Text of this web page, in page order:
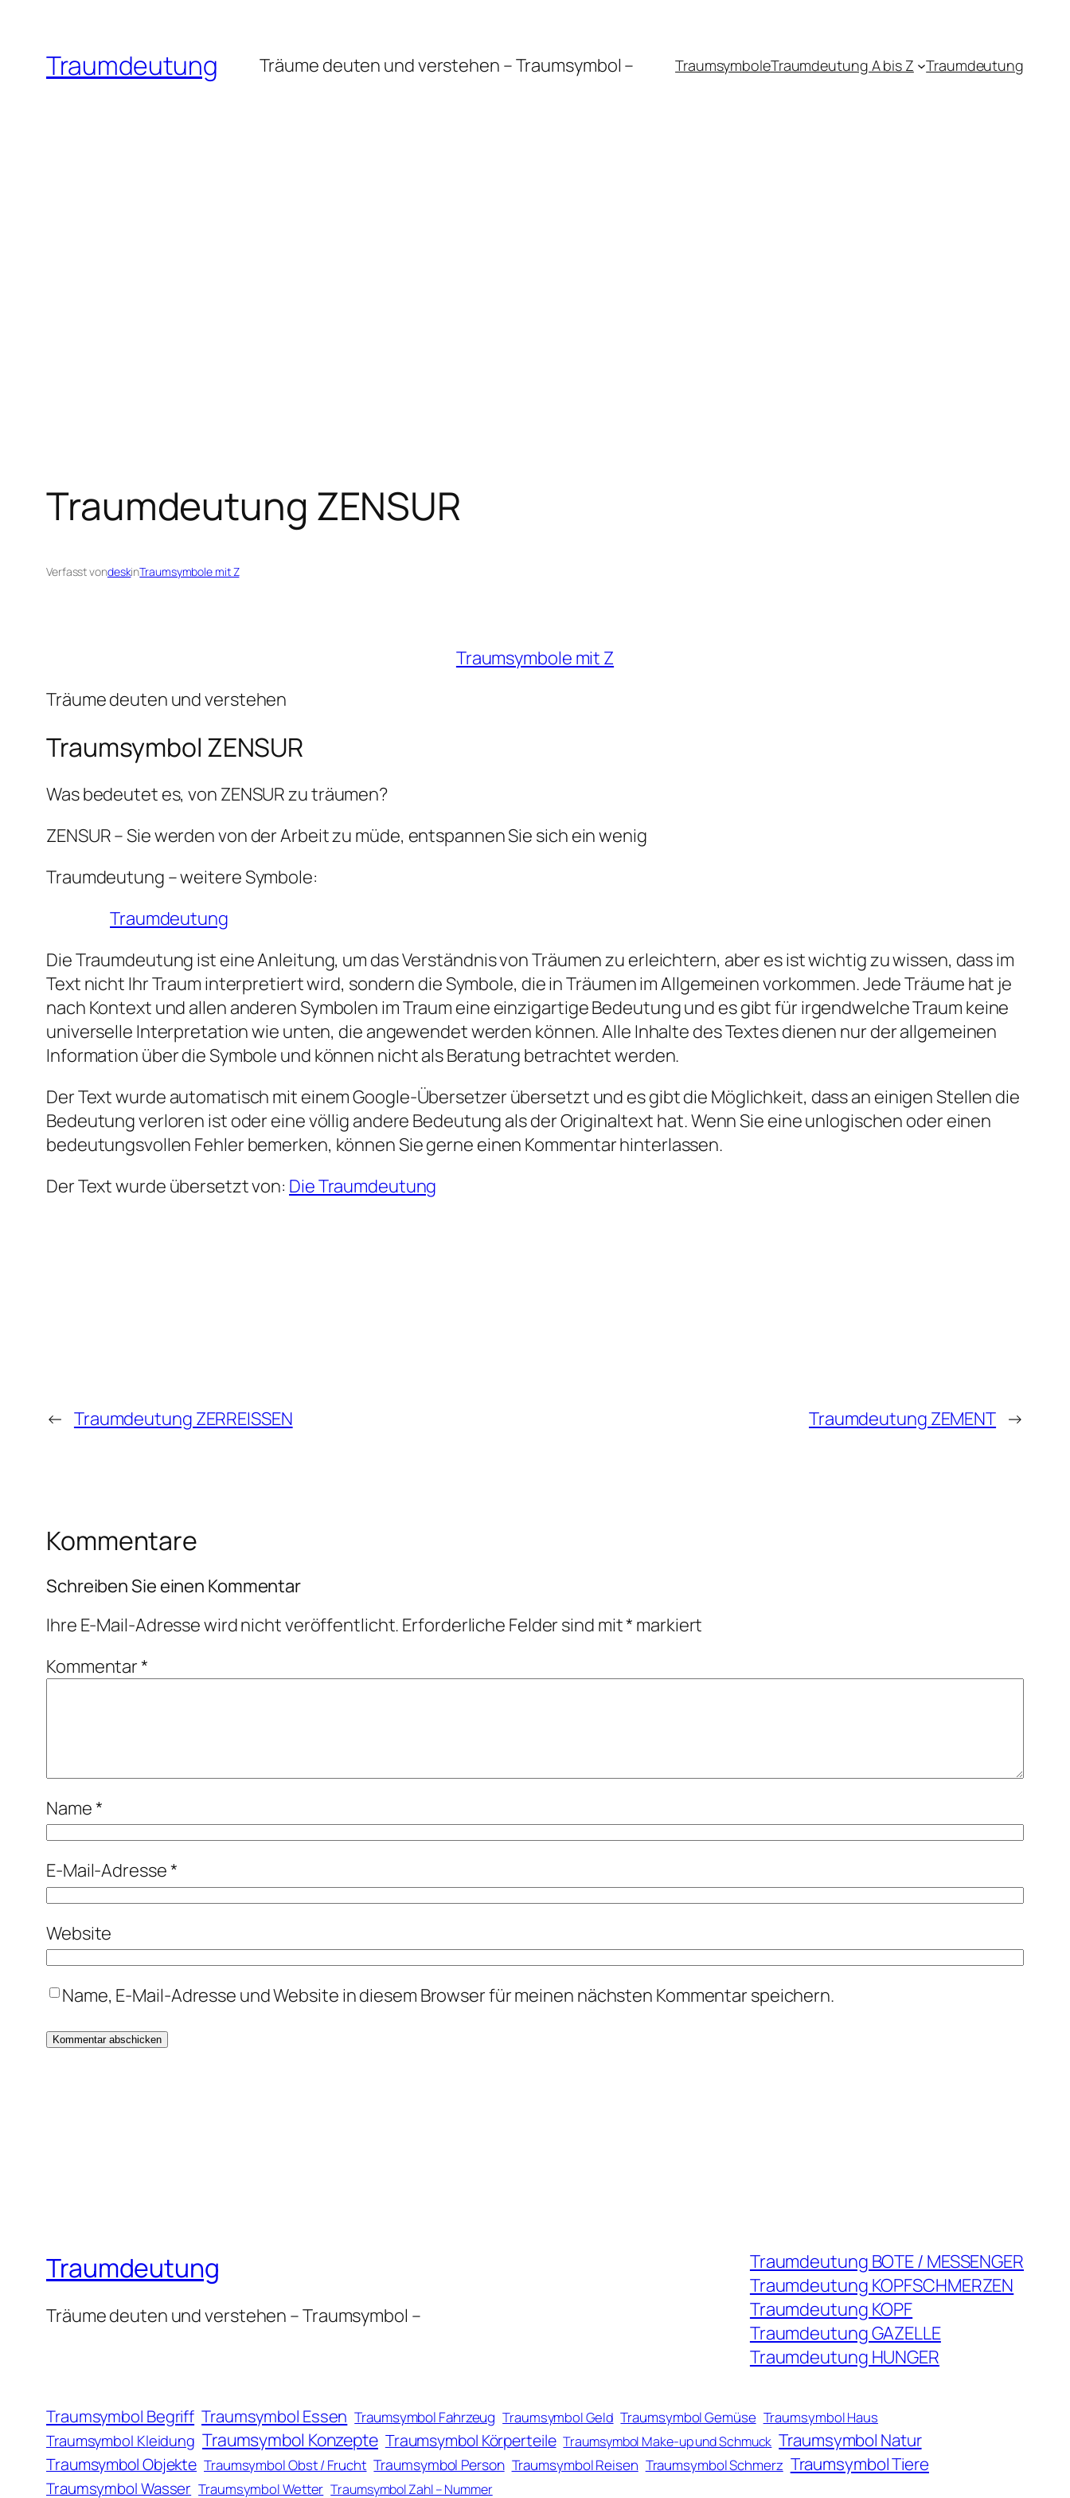
springenTraumdeutung Träume deuten und verstehen – Traumsymbol – TraumsymboleTraumdeutung A bis Z Traumdeutung
Traumdeutung ZENSUR
Verfasst vondeskinTraumsymbole mit Z
Traumsymbole mit Z
Träume deuten und verstehen
Traumsymbol ZENSUR
Was bedeutet es, von ZENSUR zu träumen?
ZENSUR – Sie werden von der Arbeit zu müde, entspannen Sie sich ein wenig
Traumdeutung – weitere Symbole:
Traumdeutung
Die Traumdeutung ist eine Anleitung, um das Verständnis von Träumen zu erleichtern, aber es ist wichtig zu wissen, dass im
Text nicht Ihr Traum interpretiert wird, sondern die Symbole, die in Träumen im Allgemeinen vorkommen. Jede Träume hat je
nach Kontext und allen anderen Symbolen im Traum eine einzigartige Bedeutung und es gibt für irgendwelche Traum keine
universelle Interpretation wie unten, die angewendet werden können. Alle Inhalte des Textes dienen nur der allgemeinen
Information über die Symbole und können nicht als Beratung betrachtet werden.
Der Text wurde automatisch mit einem Google-Übersetzer übersetzt und es gibt die Möglichkeit, dass an einigen Stellen die
Bedeutung verloren ist oder eine völlig andere Bedeutung als der Originaltext hat. Wenn Sie eine unlogischen oder einen
bedeutungsvollen Fehler bemerken, können Sie gerne einen Kommentar hinterlassen.
Der Text wurde übersetzt von: Die Traumdeutung
← Traumdeutung ZERREISSEN Traumdeutung ZEMENT →
Kommentare
Schreiben Sie einen Kommentar
Ihre E-Mail-Adresse wird nicht veröffentlicht. Erforderliche Felder sind mit* markiert
Kommentar*
Name*
E-Mail-Adresse*
Website
Name, E-Mail-Adresse und Website in diesem Browser für meinen nächsten Kommentar speichern.
Traumdeutung
Träume deuten und verstehen – Traumsymbol –
Traumdeutung BOTE / MESSENGER
Traumdeutung KOPFSCHMERZEN
Traumdeutung KOPF
Traumdeutung GAZELLE
Traumdeutung HUNGER
Traumsymbol Begriff Traumsymbol Essen Traumsymbol Fahrzeug Traumsymbol Geld Traumsymbol Gemüse Traumsymbol Haus
Traumsymbol Kleidung Traumsymbol Konzepte Traumsymbol Körperteile Traumsymbol Make-up und Schmuck Traumsymbol Natur
Traumsymbol Objekte Traumsymbol Obst / Frucht Traumsymbol Person Traumsymbol Reisen Traumsymbol Schmerz Traumsymbol Tiere
Traumsymbol Wasser Traumsymbol Wetter Traumsymbol Zahl – Nummer